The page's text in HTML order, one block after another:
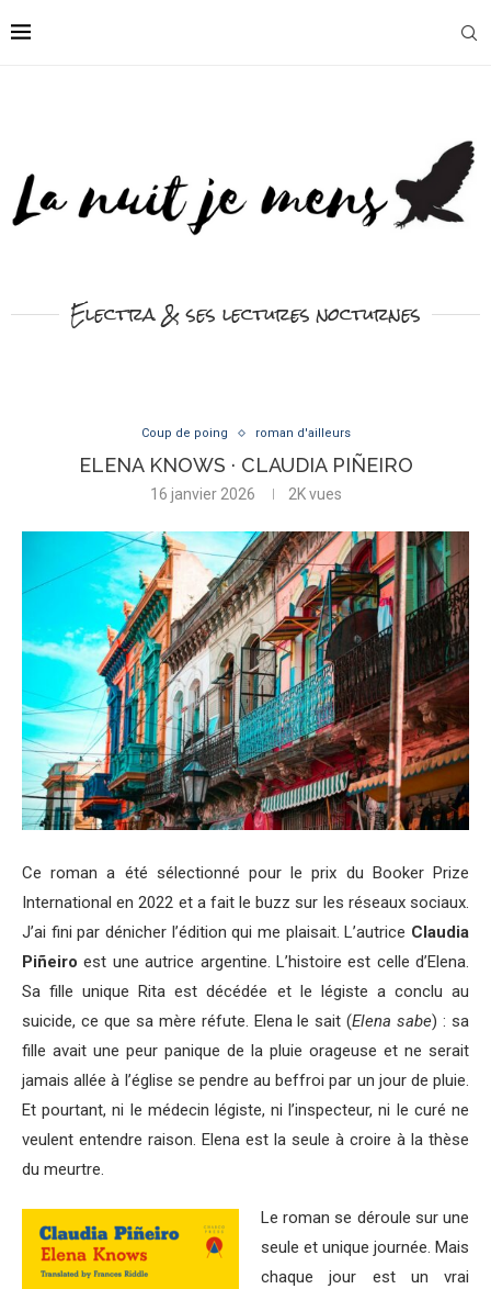
Electra & ses lectures nocturnes
Coup de poing roman d'ailleurs
ELENA KNOWS · CLAUDIA PIÑEIRO
16 janvier 2026 2Kvues
Ce roman a été sélectionné pour le prix du Booker Prize
International en 2022 et a fait le buzz sur les réseaux sociaux.
J’ai fini par dénicher l’édition qui me plaisait. L’autrice Claudia
Piñeiro est une autrice argentine. L’histoire est celle d’Elena.
Sa fille unique Rita est décédée et le légiste a conclu au
suicide, ce que sa mère réfute. Elena le sait (Elena sabe) : sa
fille avait une peur panique de la pluie orageuse et ne serait
jamais allée à l’église se pendre au beffroi par un jour de pluie.
Et pourtant, ni le médecin légiste, ni l’inspecteur, ni le curé ne
veulent entendre raison. Elena est la seule à croire à la thèse
du meurtre.
Le roman se déroule sur une
seule et unique journée. Mais
chaque jour est un vrai